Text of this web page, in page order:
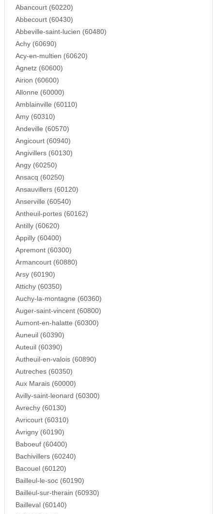
Abancourt (60220)
Abbecourt (60430)
Abbeville-saint-lucien (60480)
Achy (60690)
Acy-en-multien (60620)
Agnetz (60600)
Airion (60600)
Allonne (60000)
Amblainville (60110)
Amy (60310)
Andeville (60570)
Angicourt (60940)
Angivillers (60130)
Angy (60250)
Ansacq (60250)
Ansauvillers (60120)
Anserville (60540)
Antheuil-portes (60162)
Antilly (60620)
Appilly (60400)
Apremont (60300)
Armancourt (60880)
Arsy (60190)
Attichy (60350)
Auchy-la-montagne (60360)
Auger-saint-vincent (60800)
Aumont-en-halatte (60300)
Auneuil (60390)
Auteuil (60390)
Autheuil-en-valois (60890)
Autreches (60350)
Aux Marais (60000)
Avilly-saint-leonard (60300)
Avrechy (60130)
Avricourt (60310)
Avrigny (60190)
Baboeuf (60400)
Bachivillers (60240)
Bacouel (60120)
Bailleul-le-soc (60190)
Bailleul-sur-therain (60930)
Bailleval (60140)